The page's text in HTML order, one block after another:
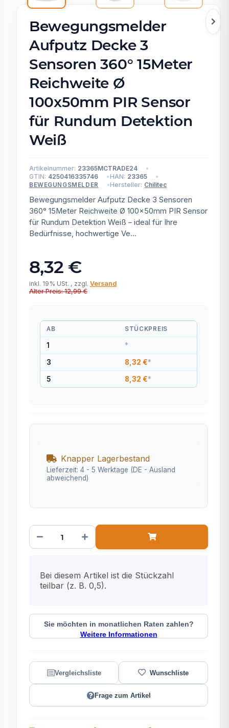
Bewegungsmelder
Aufputz Decke 3
Sensoren 360° 15Meter
Reichweite Ø
100x50mm PIR Sensor
für Rundum Detektion
Weiß
Artikelnummer: 23365MCTRADE24
GTIN: 4250416335746 HAN: 23365
BEWEGUNGSMELDER Hersteller: Chilitec
Bewegungsmelder Aufputz Decke 3 Sensoren
360° 15Meter Reichweite Ø 100x50mm PIR Sensor
für Rundum Detektion Weiß – ideal für Ihre
Bedürfnisse, hochwertige Ve...
8,32 €
inkl. 19% USt. , zzgl. Versand
Alter Preis: 12,99 €
AB STÜCKPREIS
1 *
3 8,32 €*
5 8,32 €*
Knapper Lagerbestand
Lieferzeit: 4 - 5 Werktage (DE - Ausland
abweichend)
Bei diesem Artikel ist die Stückzahl
teilbar (z. B. 0,5).
Sie möchten in monatlichen Raten zahlen?
Weitere Informationen
Frage zum Artikel